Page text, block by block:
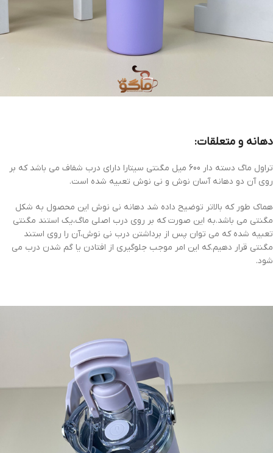
دهانه و متعلقات:
تراول ماگ دسته دار 600 میل مگنتی سیتارا دارای درب شفاف می باشد که بر
روی آن دو دهانه آسان نوش و نی نوش تعبیه شده است.
هماک طور که بالاتر توضیح داده شد دهانه نی نوش این محصول به شکل
مگنتی می باشد.به این صورت که بر روی درب اصلی ماگ،یک استند مگنتی
تعبیه شده که می توان پس از برداشتن درب نی نوش،آن را روی استند
مگنتی قرار دهیم.که این امر موجب جلوگیری از افتادن یا گم شدن درب می
شود.